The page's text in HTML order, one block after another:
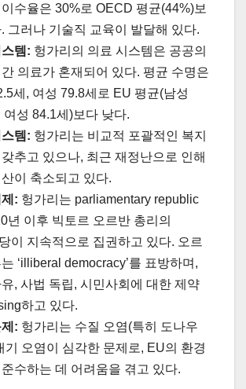
수율은 30%로 OECD 평균(44%)보
그러나 기술직 교육이 발달해 있다.
템: 헝가리의 의료 시스템은 공공의
간 의료가 혼재되어 있다. 평균 수명은
세, 여성 79.8세로 EU 평균(남성
여성 84.1세)보다 낮다.
템: 헝가리는 비교적 포괄적인 복지
추고 있으나, 최근 재정난으로 인해
이 축소되고 있다.
: 헝가리는 parliamentary republic
년 이후 빅토르 오르반 총리의
이 지속적으로 집권하고 있다. 오르
‘illiberal democracy’를 표방하며,
, 사법 독립, 시민사회에 대한 제약
하고 있다.
: 헝가리는 수질 오염(특히 도나우
기 오염이 심각한 문제로, EU의 환경
수하는 데 어려움을 겪고 있다.